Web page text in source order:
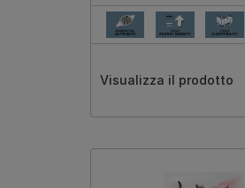
Visualizza il prodotto